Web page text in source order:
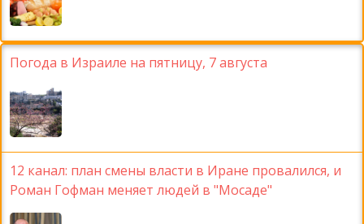
Погода в Израиле на пятницу, 7 августа
12 канал: план смены власти в Иране провалился, и
Роман Гофман меняет людей в "Мосаде"